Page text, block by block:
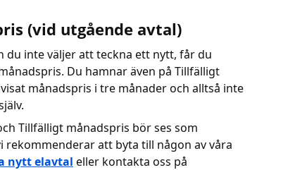
(vid utgående avtal)
du inte väljer att teckna ett nytt, får du
Du hamnar även på Tillfälligt
månadspris i tre månader och alltså inte
Tillfälligt månadspris bör ses som
att byta till någon av våra
nytt elavtal eller kontakta oss på